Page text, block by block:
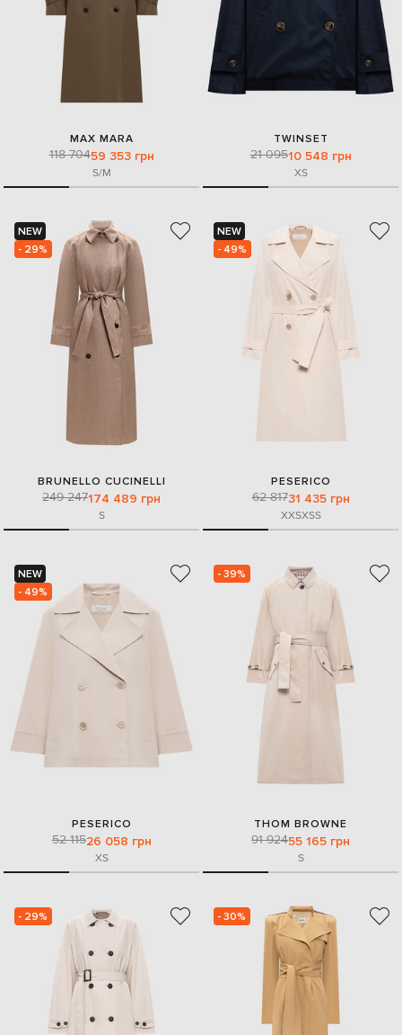
MAX MARA
118 70459 353 грн
S/M
TWINSET
21 09510 548 грн
XS
NEW
- 29%
BRUNELLO CUCINELLI
249 247174 489 грн
S
NEW
- 49%
PESERICO
62 81731 435 грн
XXSXSS
NEW
- 49%
PESERICO
52 11526 058 грн
XS
- 39%
THOM BROWNE
91 92455 165 грн
S
- 29% - 30%